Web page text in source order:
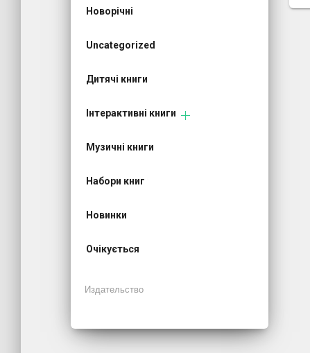
Новорічні
Uncategorized
Дитячі книги
Інтерактивні книги
Музичні книги
Набори книг
Новинки
Очікується